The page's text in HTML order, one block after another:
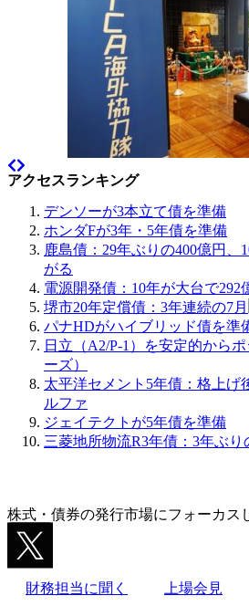
アクセスランキング
デンソーが3本立て債を準備
ホンダFが3年・5年債を準備
鹿島債：29年ぶりの400億円、
がる
電源開発債：10年が大台で292
堺市20年定償債：3年連続の7月
パナHDがハイブリッド債を準
日立（A2/P-1）を安定的から
ーズ）
太平洋セメント5年債：格上げ
ルファ
ジェイテクトが5年債を準備
三菱地所物流R3年債：3年ぶり
株式・債券の発行市場にフォーカス
財務担当に聞く 上場会見